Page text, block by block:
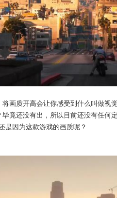
画质开高会让你感受到什么叫做视
竟还没有出，所以目前还没有任
是因为这款游戏的画质呢？